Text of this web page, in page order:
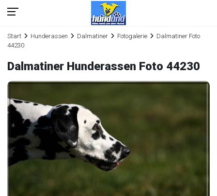
Start Hunderassen Dalmatiner Fotogalerie
Dalmatiner Foto
44230
Dalmatiner Hunderassen Foto 44230